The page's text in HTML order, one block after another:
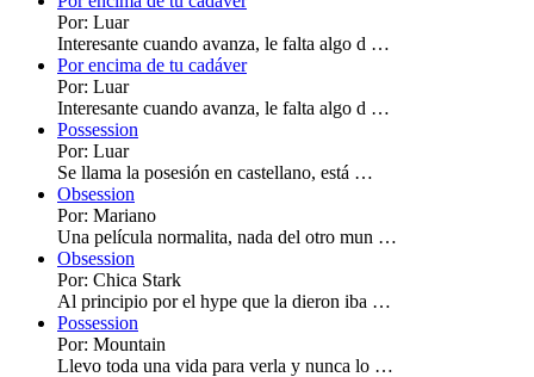
Por: Luar
Interesante cuando avanza, le falta algo d …
Por encima de tu cadáver
Por: Luar
Interesante cuando avanza, le falta algo d …
Possession
Por: Luar
Se llama la posesión en castellano, está …
Obsession
Por: Mariano
Una película normalita, nada del otro mun …
Obsession
Por: Chica Stark
Al principio por el hype que la dieron iba …
Possession
Por: Mountain
Llevo toda una vida para verla y nunca lo …